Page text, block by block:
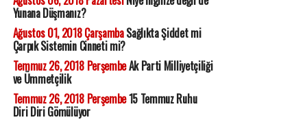
Yunana Düşmanız?
Ağustos 01, 2018 ÇarşambaSağlıkta Şiddet mi
Çarpık Sistemin Cinneti mi?
Temmuz 26, 2018 PerşembeAk Parti Milliyetçiliği
ve Ümmetçilik
Temmuz 26, 2018 Perşembe15 Temmuz Ruhu
Diri Diri Gömülüyor